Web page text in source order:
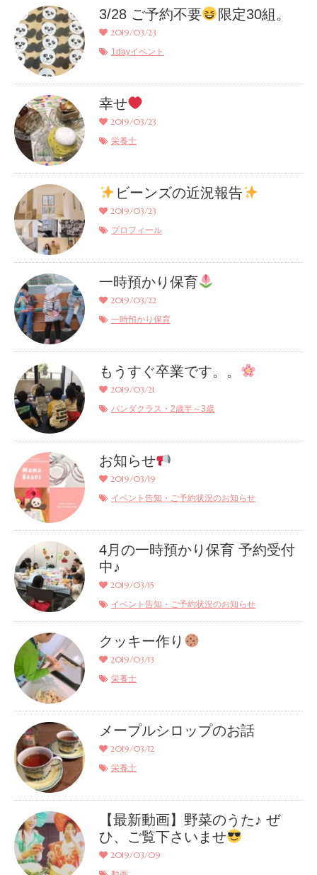
3/28 ご予約不要 限定30組。
2019/03/23
1dayイベント
幸せ
2019/03/23
栄養士
ビーンズの近況報告
2019/03/23
プロフィール
一時預かり保育
2019/03/22
一時預かり保育
もうすぐ卒業です。。
2019/03/21
パンダクラス・2歳半～3歳
お知らせ
2019/03/19
イベント告知・ご予約状況のお知らせ
4月の一時預かり保育 予約受付
中♪
2019/03/15
イベント告知・ご予約状況のお知らせ
クッキー作り
2019/03/13
栄養士
メープルシロップのお話
2019/03/12
栄養士
【最新動画】野菜のうた♪ ぜ
ひ、ご覧下さいませ
2019/03/09